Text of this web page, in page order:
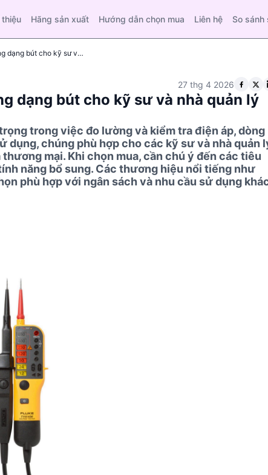
thiệu Hãng sản xuất Hướng dẫn chọn mua Liên hệ So sánh
Hướng dẫn mua đồng hồ vạn năng dạng bút cho kỹ sư và nhà quản lý kỹ thuật
27 thg 4 2026
dạng bút cho kỹ sư và nhà quản lý
trong việc đo lường và kiểm tra điện áp, dòng
chúng phù hợp cho các kỹ sư và nhà quản
mại. Khi chọn mua, cần chú ý đến các tiêu
năng bổ sung. Các thương hiệu nổi tiếng như
phù hợp với ngân sách và nhu cầu sử dụng